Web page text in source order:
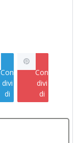
Con
divi
di
Con
divi
di